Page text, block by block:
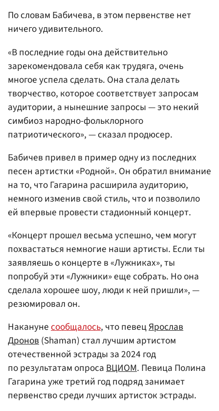
По словам Бабичева, в этом первенстве нет
ничего удивительного.
«В последние годы она действительно
зарекомендовала себя как трудяга, очень
многое успела сделать. Она стала делать
творчество, которое соответствует запросам
аудитории, а нынешние запросы — это некий
симбиоз народно-фольклорного
патриотического», — сказал продюсер.
Бабичев привел в пример одну из последних
песен артистки «Родной». Он обратил внимание
на то, что Гагарина расширила аудиторию,
немного изменив свой стиль, что и позволило
ей впервые провести стадионный концерт.
«Концерт прошел весьма успешно, чем могут
похвастаться немногие наши артисты. Если ты
заявляешь о концерте в «Лужниках», ты
попробуй эти «Лужники» еще собрать. Но она
сделала хорошее шоу, люди к ней пришли», —
резюмировал он.
Наканунесообщалось, что певецЯрослав
Дронов(Shaman) стал лучшим артистом
отечественной эстрады за 2024 год
по результатам опросаВЦИОМ. Певица Полина
Гагарина уже третий год подряд занимает
первенство среди лучших артисток эстрады.